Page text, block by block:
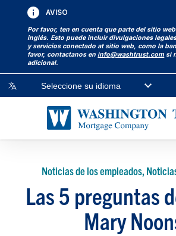
AVISO
Por favor, ten en cuenta que parte del sitio
inglés. Esto puede incluir divulgaciones
y servicios conectado at sitio web, como la
favor, contactanos eninfo@washtrust.com si
adicional.
Seleccione su idioma
Noticias de los empleados,
Las 5 preguntas
Mary